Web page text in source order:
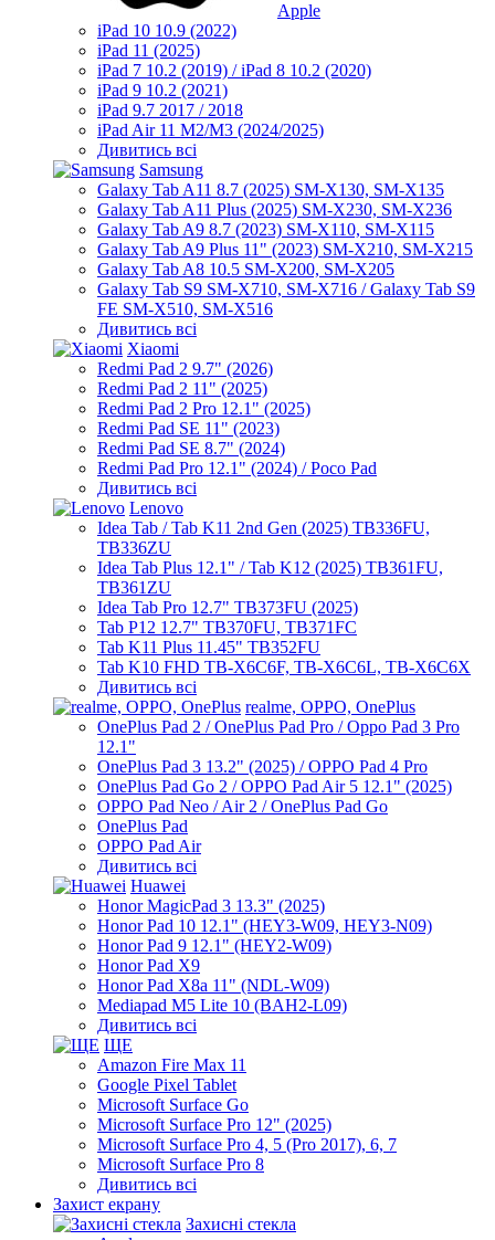
Apple
iPad 10 10.9 (2022)
iPad 11 (2025)
iPad 7 10.2 (2019) / iPad 8 10.2 (2020)
iPad 9 10.2 (2021)
iPad 9.7 2017 / 2018
iPad Air 11 M2/M3 (2024/2025)
Дивитись всі
Samsung
Galaxy Tab A11 8.7 (2025) SM-X130, SM-X135
Galaxy Tab A11 Plus (2025) SM-X230, SM-X236
Galaxy Tab A9 8.7 (2023) SM-X110, SM-X115
Galaxy Tab A9 Plus 11" (2023) SM-X210, SM-X215
Galaxy Tab A8 10.5 SM-X200, SM-X205
Galaxy Tab S9 SM-X710, SM-X716 / Galaxy Tab S9
FE SM-X510, SM-X516
Дивитись всі
Xiaomi
Redmi Pad 2 9.7" (2026)
Redmi Pad 2 11" (2025)
Redmi Pad 2 Pro 12.1" (2025)
Redmi Pad SE 11" (2023)
Redmi Pad SE 8.7" (2024)
Redmi Pad Pro 12.1" (2024) / Poco Pad
Дивитись всі
Lenovo
Idea Tab / Tab K11 2nd Gen (2025) TB336FU,
TB336ZU
Idea Tab Plus 12.1" / Tab K12 (2025) TB361FU,
TB361ZU
Idea Tab Pro 12.7" TB373FU (2025)
Tab P12 12.7" TB370FU, TB371FC
Tab K11 Plus 11.45" TB352FU
Tab K10 FHD TB-X6C6F, TB-X6C6L, TB-X6C6X
Дивитись всі
realme, OPPO, OnePlus
OnePlus Pad 2 / OnePlus Pad Pro / Oppo Pad 3 Pro
12.1"
OnePlus Pad 3 13.2" (2025) / OPPO Pad 4 Pro
OnePlus Pad Go 2 / OPPO Pad Air 5 12.1" (2025)
OPPO Pad Neo / Air 2 / OnePlus Pad Go
OnePlus Pad
OPPO Pad Air
Дивитись всі
Huawei
Honor MagicPad 3 13.3" (2025)
Honor Pad 10 12.1" (HEY3-W09, HEY3-N09)
Honor Pad 9 12.1" (HEY2-W09)
Honor Pad X9
Honor Pad X8a 11" (NDL-W09)
Mediapad M5 Lite 10 (BAH2-L09)
Дивитись всі
ЩЕ
Amazon Fire Max 11
Google Pixel Tablet
Microsoft Surface Go
Microsoft Surface Pro 12" (2025)
Microsoft Surface Pro 4, 5 (Pro 2017), 6, 7
Microsoft Surface Pro 8
Дивитись всі
Захист екрану
Захисні стекла